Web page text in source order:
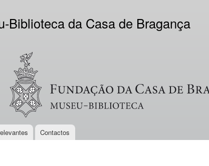
Biblioteca da Casa de Bragança
Logo VV
Contactos